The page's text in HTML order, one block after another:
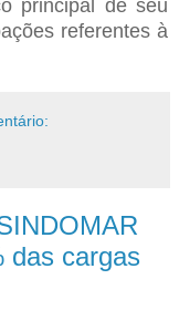
principal de seu
referentes à
das cargas